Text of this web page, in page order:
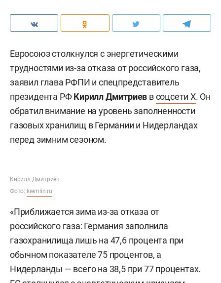
Евросоюз столкнулся с энергетическими
трудностями из-за отказа от российского газа,
заявил глава РФПИ и спецпредставитель
президента РФКирилл Дмитриев всоцсети X. Он
обратил внимание на уровень заполненности
газовых хранилищ в Германии и Нидерландах
перед зимним сезоном.
Кирилл Дмитриев
Фото: kremlin.ru
«Приближается зима из-за отказа от
российского газа: Германия заполнила
газохранилища лишь на 47,6 процента при
обычном показателе 75 процентов, а
Нидерланды — всего на 38,5 при 77 процентах.